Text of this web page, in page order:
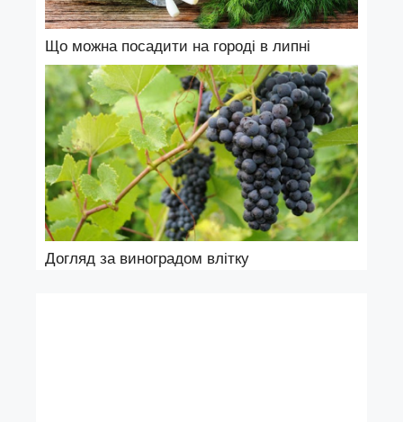
Що можна посадити на городі в липні
Догляд за виноградом влітку